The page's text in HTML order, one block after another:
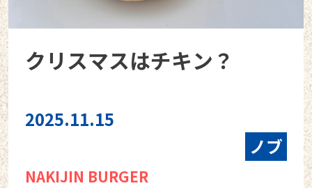
クリスマスはチキン？
2025.11.15
ノブ
NAKIJIN BURGER